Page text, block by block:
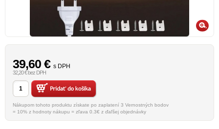
39,60 € s DPH
32,20 € bez DPH
Nákupom tohoto produktu získate po zaplatení 3 Vernostných bodov
= 10% z hodnoty nákupu = zľava 0.3€ z ďaľšej objednávky